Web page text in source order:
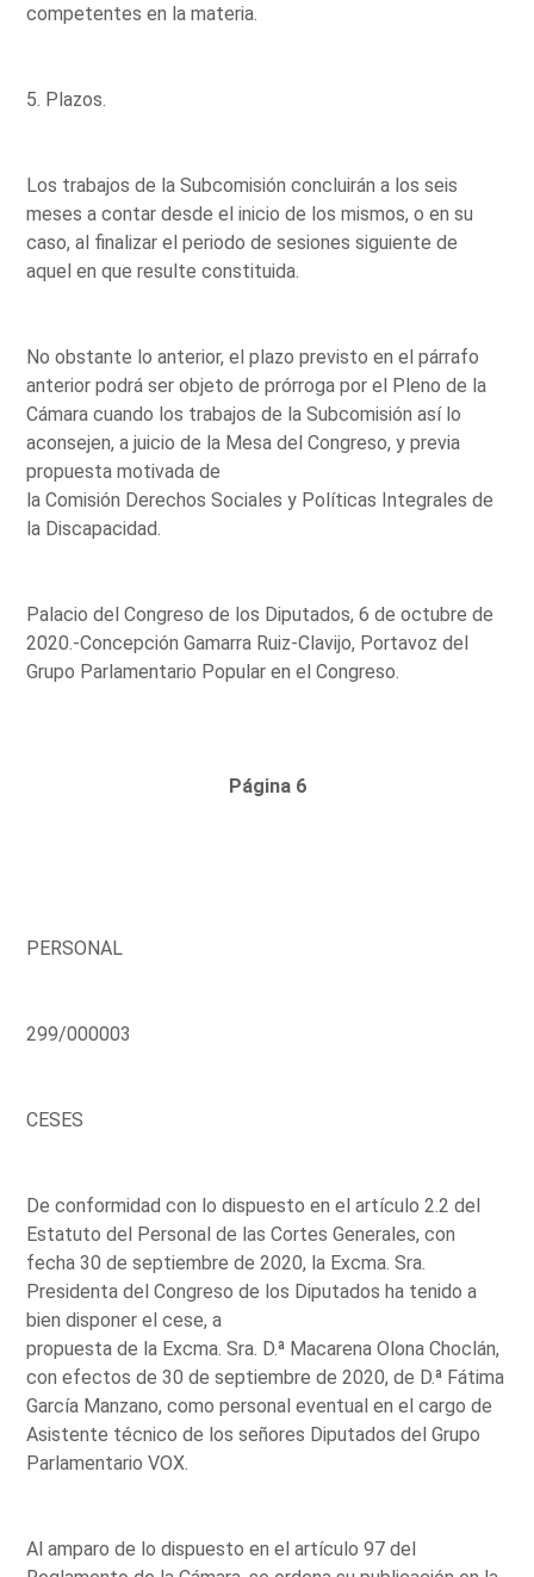
competentes en la materia.
5. Plazos.
Los trabajos de la Subcomisión concluirán a los seis
meses a contar desde el inicio de los mismos, o en su
caso, al finalizar el periodo de sesiones siguiente de
aquel en que resulte constituida.
No obstante lo anterior, el plazo previsto en el párrafo
anterior podrá ser objeto de prórroga por el Pleno de la
Cámara cuando los trabajos de la Subcomisión así lo
aconsejen, a juicio de la Mesa del Congreso, y previa
propuesta motivada de
la Comisión Derechos Sociales y Políticas Integrales de
la Discapacidad.
Palacio del Congreso de los Diputados, 6 de octubre de
2020.-Concepción Gamarra Ruiz-Clavijo, Portavoz del
Grupo Parlamentario Popular en el Congreso.
Página 6
PERSONAL
299/000003
CESES
De conformidad con lo dispuesto en el artículo 2.2 del
Estatuto del Personal de las Cortes Generales, con
fecha 30 de septiembre de 2020, la Excma. Sra.
Presidenta del Congreso de los Diputados ha tenido a
bien disponer el cese, a
propuesta de la Excma. Sra. D.ª Macarena Olona Choclán,
con efectos de 30 de septiembre de 2020, de D.ª Fátima
García Manzano, como personal eventual en el cargo de
Asistente técnico de los señores Diputados del Grupo
Parlamentario VOX.
Al amparo de lo dispuesto en el artículo 97 del